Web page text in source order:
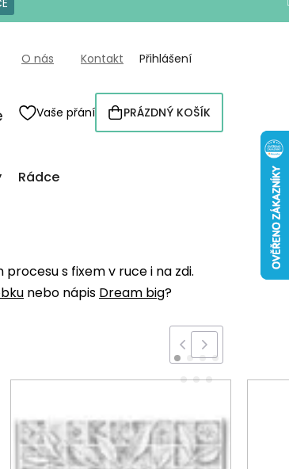
O nás Kontakt Přihlášení
Vaše přání
NÁKUPNÍ
KOŠÍK
PRÁZDNÝ KOŠÍK
Rádce
s fixem v ruce i na zdi.
nebo nápis Dream big?